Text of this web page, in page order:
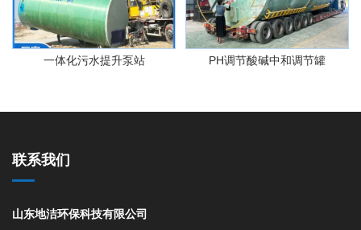
一体化污水提升泵站 PH调节酸碱中和调节罐
联系我们
山东地洁环保科技有限公司